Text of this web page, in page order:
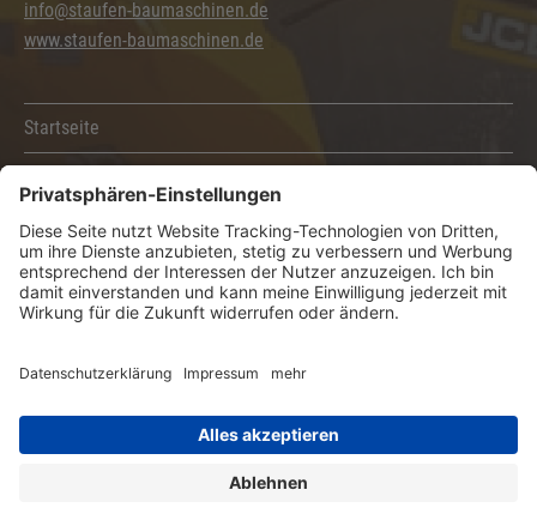
info@staufen-baumaschinen.de
www.staufen-baumaschinen.de
Startseite
Sitemap
Impressum
AGB
Datenschutzerklärung
web.publisher 4.7.9